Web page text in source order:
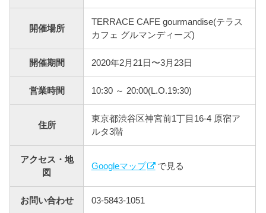
開催場所
TERRACE CAFE gourmandise(テラス
カフェ グルマンディーズ)
開催期間 2020年2月21日〜3月23日
営業時間 10:30 ～ 20:00(L.O.19:30)
住所
東京都渋谷区神宮前1丁目16-4 原宿ア
ルタ3階
アクセス・地
図
Googleマップ で見る
お問い合わせ 03-5843-1051